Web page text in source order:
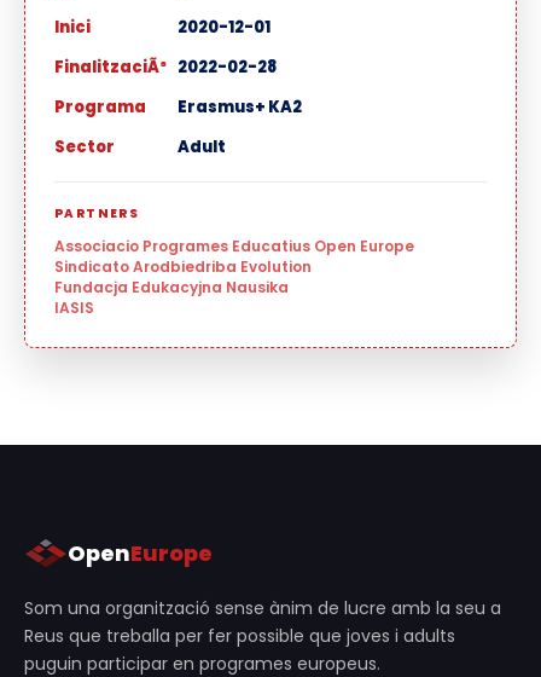
Inici
2020-12-01
FinalitzaciÃ³ 2022-02-28
Programa
Erasmus+ KA2
Sector
Adult
PARTNERS
Associacio Programes Educatius Open Europe
Sindicato Arodbiedriba Evolution
Fundacja Edukacyjna Nausika
IASIS
OpenEurope
Som una organització sense ànim de lucre amb la seu a
Reus que treballa per fer possible que joves i adults
puguin participar en programes europeus.